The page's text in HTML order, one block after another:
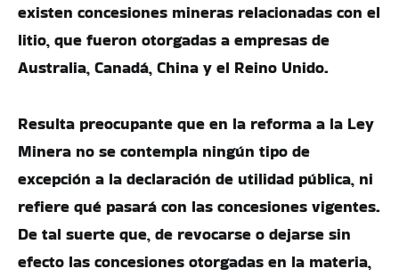
existen concesiones mineras relacionadas con el
litio, que fueron otorgadas a empresas de
Australia, Canadá, China y el Reino Unido.
Resulta preocupante que en la reforma a la Ley
Minera no se contempla ningún tipo de
excepción a la declaración de utilidad pública, ni
refiere qué pasará con las concesiones vigentes.
De tal suerte que, de revocarse o dejarse sin
efecto las concesiones otorgadas en la materia,